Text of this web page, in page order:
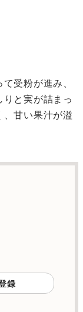
受粉が進み、
と実が詰まっ
甘い果汁が溢
録